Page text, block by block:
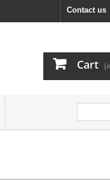
Contact us
Cart